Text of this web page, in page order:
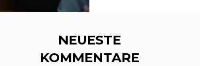
NEUESTE
KOMMENTARE